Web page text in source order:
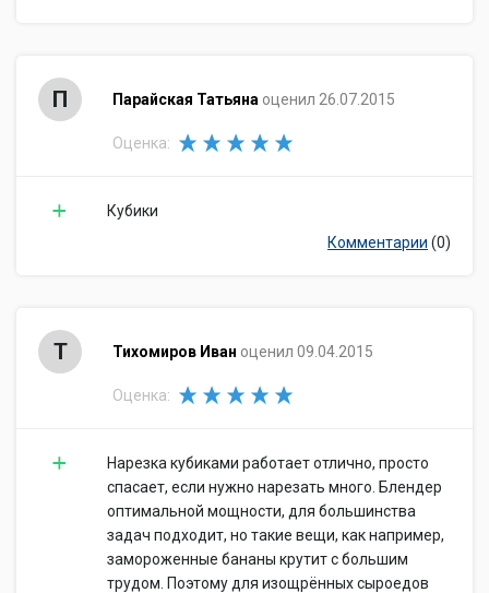
П Парайская Татьяна оценил 26.07.2015
Оценка:
Кубики
Комментарии (0)
Т Тихомиров Иван оценил 09.04.2015
Оценка:
Нарезка кубиками работает отлично, просто
спасает, если нужно нарезать много. Блендер
оптимальной мощности, для большинства
задач подходит, но такие вещи, как например,
замороженные бананы крутит с большим
трудом. Поэтому для изощрённых сыроедов